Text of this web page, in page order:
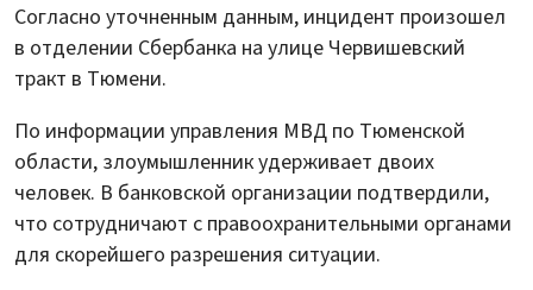
Согласно уточненным данным, инцидент произошел
в отделении Сбербанка на улице Червишевский
тракт в Тюмени.
По информации управления МВД по Тюменской
области, злоумышленник удерживает двоих
человек. В банковской организации подтвердили,
что сотрудничают с правоохранительными органами
для скорейшего разрешения ситуации.